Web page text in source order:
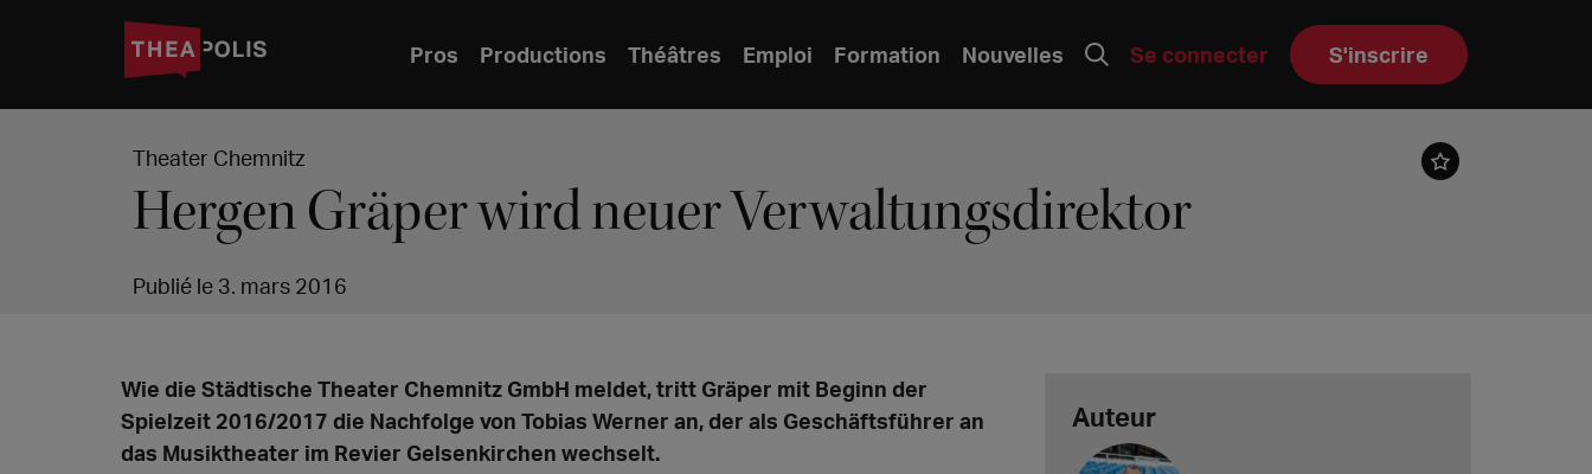
Pros Productions Théâtres Emploi Formation Nouvelles Se connecter S'inscrire
Theater Chemnitz
Hergen Gräper wird neuer Verwaltungsdirektor
Publié le 3. mars 2016
Wie die Städtische Theater Chemnitz GmbH meldet, tritt Gräper mit Beginn der
Spielzeit 2016/2017 die Nachfolge von Tobias Werner an, der als Geschäftsführer an
das Musiktheater im Revier Gelsenkirchen wechselt.
Auteur